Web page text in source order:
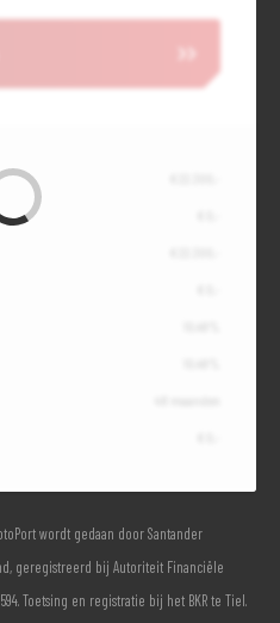
wordt gedaan door Santander
geregistreerd bij Autoriteit Financiële
Toetsing en registratie bij het BKR te Tiel.